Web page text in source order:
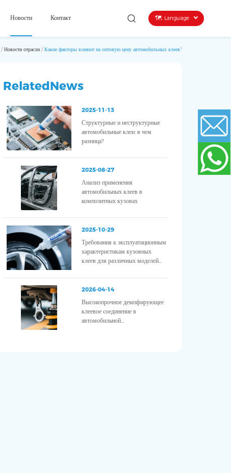
Новости Контакт Language
/Новости отрасли /Какие факторы влияют на оптовую цену автомобильных клеев?
RelatedNews
2025-11-13
Структурные и неструктурные
автомобильные клеи: в чем
разница?
2025-08-27
Анализ применения
автомобильных клеев в
композитных кузовах
2025-10-29
Требования к эксплуатационным
характеристикам кузовных
клеев для различных моделей
2026-04-14
Высокопрочное демпфирующее
клеевое соединение в
автомобильной
Email